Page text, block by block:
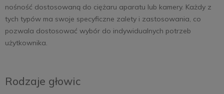
nośność dostosowaną do ciężaru aparatu lub kamery. Każdy z
tych typów ma swoje specyficzne zalety i zastosowania, co
pozwala dostosować wybór do indywidualnych potrzeb
użytkownika.
Rodzaje głowic